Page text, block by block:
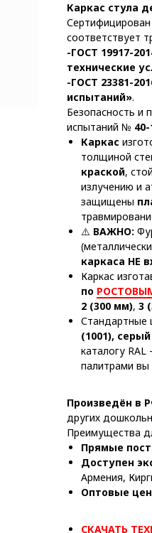
Каркас стула
соответствует
-ГОСТ 19917-
технические
-ГОСТ 23381-
испытаний».
Безопасность и
испытаний №
Каркас
толщиной
краской,
излучению и
защищены
⚠️ ВАЖНО:
каркаса НЕ
Каркас
по
2 (300 мм), 3
Стандартные
(1001), серый
каталогу
палитрами
Произведён в
других
Преимущества
Прямые
Доступен
Армения,
Оптовые
СКАЧАТЬ